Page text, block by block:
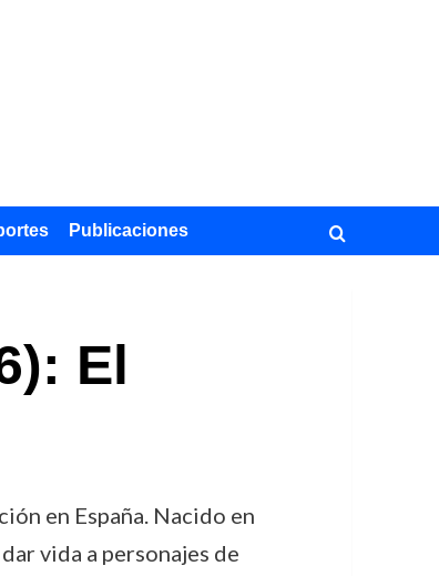
Publicaciones
El
en España. Nacido en
vida a personajes de